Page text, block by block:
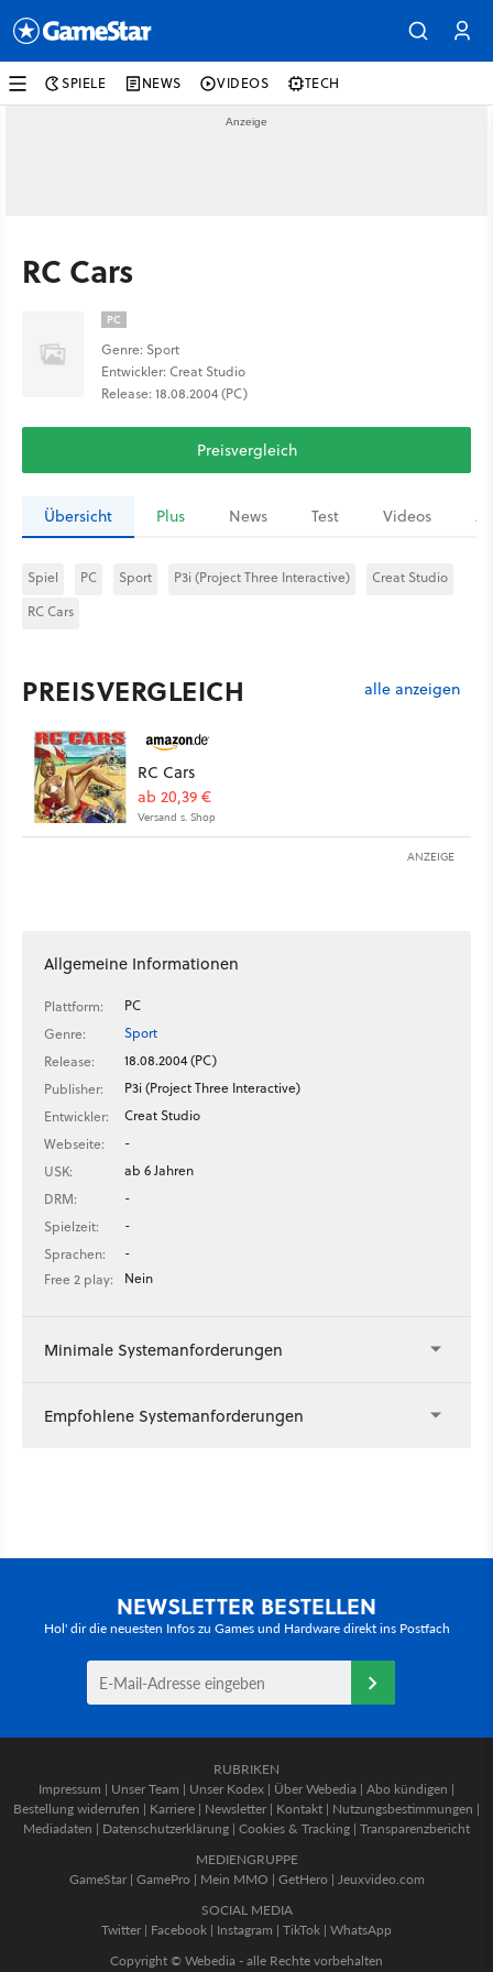
SPIELE NEWS VIDEOS TECH
RC Cars
PC
Genre: Sport
Entwickler: Creat Studio
Release: 18.08.2004 (PC)
Preisvergleich
Übersicht Plus News Test Videos
Spiel PC Sport P3i (Project Three Interactive)
Creat Studio
RC Cars
PREISVERGLEICH alle anzeigen
RC Cars
ab 20,39 €
Versand s. Shop
ANZEIGE
Allgemeine Informationen
Plattform:
PC
Genre:
Sport
Release:
18.08.2004 (PC)
Publisher:
P3i (Project Three Interactive)
Entwickler:
Creat Studio
Webseite:
-
USK:
ab 6 Jahren
DRM:
-
Spielzeit:
-
Sprachen:
-
Free 2 play:
Nein
Minimale Systemanforderungen
Empfohlene Systemanforderungen
NEWSLETTER BESTELLEN
Hol' dir die neuesten Infos zu Games und Hardware direkt ins Postfach
RUBRIKEN
Impressum | Unser Team | Unser Kodex | Über Webedia | Abo kündigen |
Bestellung widerrufen | Karriere | Newsletter | Kontakt | Nutzungsbestimmungen |
Mediadaten | Datenschutzerklärung | Cookies & Tracking | Transparenzbericht
MEDIENGRUPPE
GameStar| GamePro | Mein MMO | GetHero | Jeuxvideo.com
SOCIAL MEDIA
Twitter | Facebook | Instagram | TikTok | WhatsApp
Copyright © Webedia - alle Rechte vorbehalten